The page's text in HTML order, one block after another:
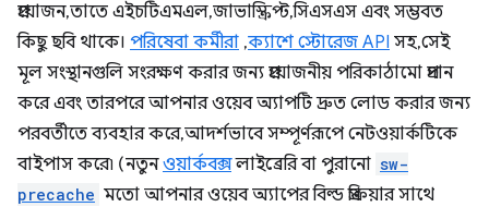
প্রয়োজন, তাতে এইচটিএমএল, জাভাস্ক্রিপ্ট, সিএসএস এবং সম্ভবত
কিছু ছবি থাকে। পরিষেবা কর্মীরা ,ক্যাশে স্টোরেজ API সহ, সেই
মূল সংস্থানগুলি সংরক্ষণ করার জন্য প্রয়োজনীয় পরিকাঠামো প্রদান
করে এবং তারপরে আপনার ওয়েব অ্যাপটি দ্রুত লোড করার জন্য
পরবর্তীতে ব্যবহার করে, আদর্শভাবে সম্পূর্ণরূপে নেটওয়ার্কটিকে
বাইপাস করে৷ (নতুনওয়ার্কবক্সলাইব্রেরি বা পুরানো sw-
precache মতো আপনার ওয়েব অ্যাপের বিল্ড প্রক্রিয়ার সাথে